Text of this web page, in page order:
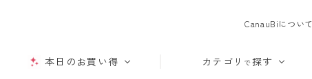
CanauBiについて
本日のお買い得 カテゴリ で探す